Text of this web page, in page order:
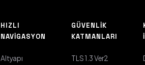
HIZLI
NAVIGASYON
Altyapı
GÜVENLIK
KATMANLARI
TLS 1.3 Ver2